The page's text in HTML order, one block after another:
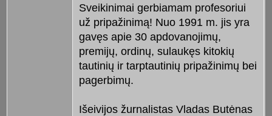
Sveikinimai gerbiamam profesoriui
už pripažinimą! Nuo 1991 m. jis yra
gavęs apie 30 apdovanojimų,
premijų, ordinų, sulaukęs kitokių
tautinių ir tarptautinių pripažinimų bei
pagerbimų.
Išeivijos žurnalistas Vladas Butėnas